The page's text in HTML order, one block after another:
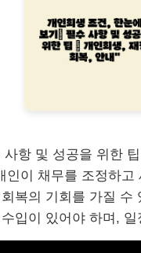
항 및 성공을 위한
이 채무를 조정하고
복의 기회를 가질
입이 있어야 하며,